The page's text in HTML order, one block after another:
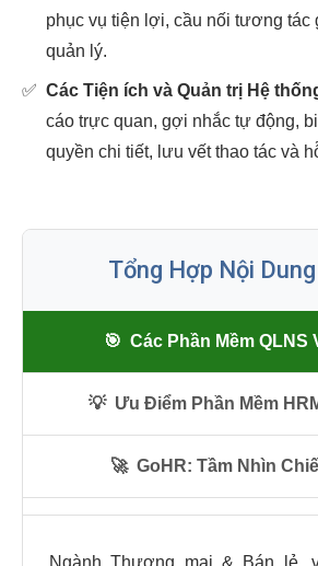
phục vụ tiện lợi, cầu nối tương tác
quản lý.
✅ Các Tiện ích và Quản trị Hệ
cáo trực quan, gợi nhắc tự động,
quyền chi tiết, lưu vết thao tác và
Tổng Hợp Nội
🎯 Các Phần Mềm QLNS
💡 Ưu Điểm Phần Mềm
🚀 GoHR: Tầm Nhìn
Ngành Thương mại & Bán lẻ,